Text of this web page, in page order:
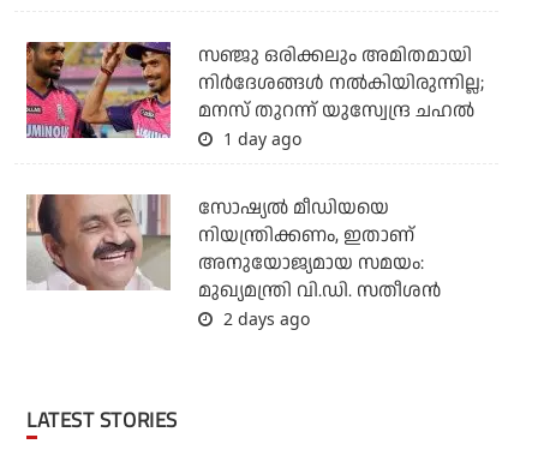
സഞ്ജു ഒരിക്കലും അമിതമായി
നിര്‍ദേശങ്ങള്‍ നല്‍കിയിരുന്നില്ല;
മനസ് തുറന്ന് യുസ്വേന്ദ്ര ചഹല്‍
1 day ago
സോഷ്യല്‍ മീഡിയയെ
നിയന്ത്രിക്കണം, ഇതാണ്
അനുയോജ്യമായ സമയം:
മുഖ്യമന്ത്രി വി.ഡി. സതീശന്‍
2 days ago
LATEST STORIES